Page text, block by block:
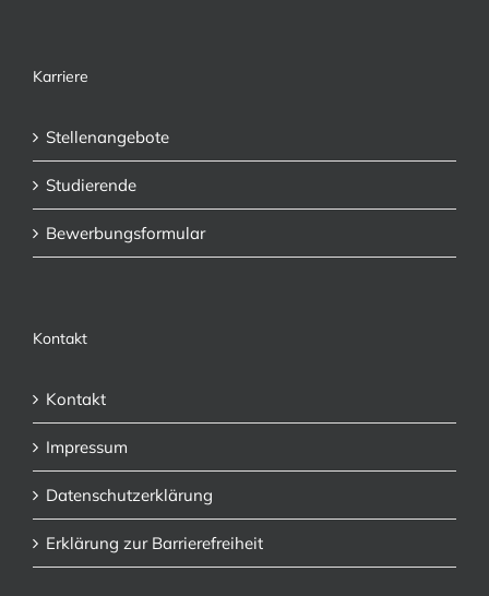
Karriere
Stellenangebote
Studierende
Bewerbungsformular
Kontakt
Kontakt
Impressum
Datenschutzerklärung
Erklärung zur Barrierefreiheit